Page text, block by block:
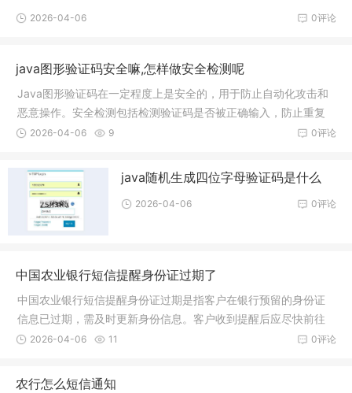
0评论
2026-04-06
java图形验证码安全嘛,怎样做安全检测呢
Java图形验证码在一定程度上是安全的，用于防止自动化攻击和
恶意操作。安全检测包括检测验证码是否被正确输入，防止重复
提交等。验证码应包含随机性、模糊性和难以预测性，以提高安
0评论
2026-04-06 9
java随机生成四位字母验证码是什么
0评论
2026-04-06
中国农业银行短信提醒身份证过期了
中国农业银行短信提醒身份证过期是指客户在银行预留的身份证
信息已过期，需及时更新身份信息。客户收到提醒后应尽快前往
银行网点办理身份证信息更新，以确保账户安全和正常使用。0评论
2026-04-06 11
农行怎么短信通知